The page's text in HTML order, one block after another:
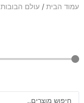
עמוד הבית / עולם הבובות